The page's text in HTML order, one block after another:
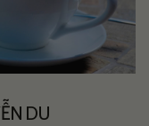
DU